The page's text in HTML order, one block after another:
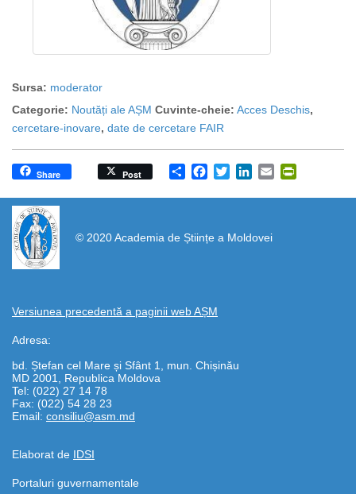
Sursa: moderator
Categorie: Noutăți ale AȘM Cuvinte-cheie: Acces Deschis,
cercetare-inovare, date de cercetare FAIR
Share
Share Post Facebook
TwitterLinkedIn
Email
© 2020 Academia de Științe a Moldovei
Versiunea precedentă a paginii web AȘM
Adresa:
bd. Ștefan cel Mare și Sfânt 1, mun. Chișinău
MD 2001, Republica Moldova
Tel: (022) 27 14 78
Fax: (022) 54 28 23
Email: consiliu@asm.md
Elaborat de IDSI
https://propletenie.ru/
Portaluri guvernamentale